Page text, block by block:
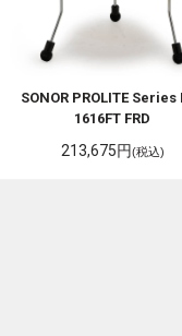
SONOR PROLITE Series
1616FT FRD
213,675円(税込)